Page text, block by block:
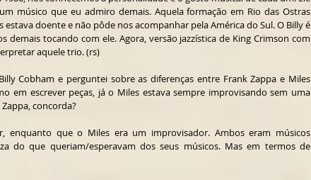
músico que eu admiro demais. Aquela formação em Rio das Ostras
doente e não pôde nos acompanhar pela América do Sul. O Billy é
demais tocando com ele. Agora, versão jazzística de King Crimson com
aquele trio. (rs)
Cobham e perguntei sobre as diferenças entre Frank Zappa e Miles
em escrever peças, já o Miles estava sempre improvisando sem uma
concorda?
enquanto que o Miles era um improvisador. Ambos eram músicos
do que queriam/esperavam dos seus músicos. Mas em termos de